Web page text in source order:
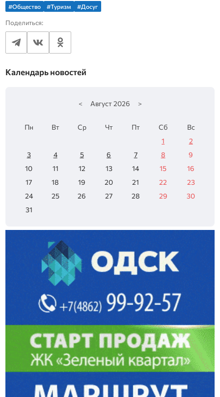
#Общество #Туризм #Досуг
Поделиться:
Календарь новостей
< Август 2026 >
Пн Вт Ср Чт Пт Сб
Вс
1
2
3
4 5 6 7 8
9
10
11 12 13 14 15
16
17
18 19 20 21 22
23
24
25 26 27 28 29
30
31